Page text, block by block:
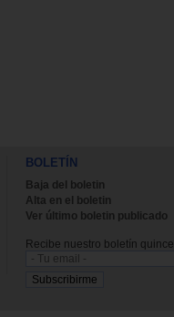
BOLETÍN
Baja del boletin
Alta en el boletin
Ver último boletin publicado
Recibe nuestro boletín